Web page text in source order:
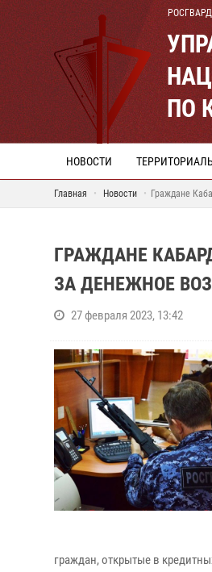
ПО
НОВОСТИ
Главная Новости Граждане
ГРАЖДАНЕ
ЗА ДЕНЕЖНОЕ
27 февраля 2023, 13:42
граждан, открытые в